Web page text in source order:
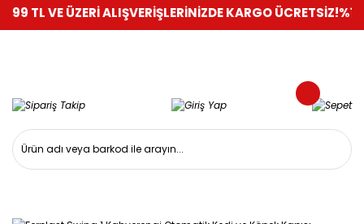
ÜZERİ ALIŞVERİŞLERİNİZDE KARGO ÜCRETSİZ!%100